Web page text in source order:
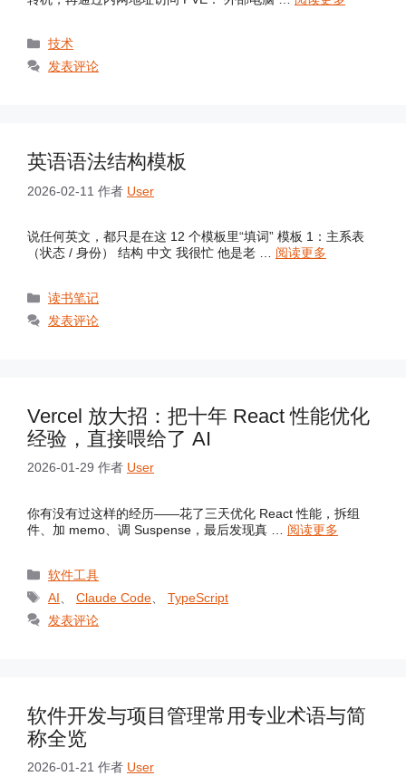
分
类
技术
发表评论
英语语法结构模板
2026-02-11 作者 User
说任何英文，都只是在这 12 个模板里“填词” 模板 1：主系表
（状态 / 身份） 结构 中文 我很忙 他是老 … 阅读更多
分
类
读书笔记
发表评论
Vercel 放大招：把十年 React 性能优化
经验，直接喂给了 AI
2026-01-29 作者 User
你有没有过这样的经历——花了三天优化 React 性能，拆组
件、加 memo、调 Suspense，最后发现真 … 阅读更多
分
类
软件工具
标
签
AI 、Claude Code 、TypeScript
发表评论
软件开发与项目管理常用专业术语与简
称全览
2026-01-21 作者 User